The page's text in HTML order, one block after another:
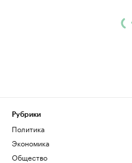
Рубрики
Политика
Экономика
Общество